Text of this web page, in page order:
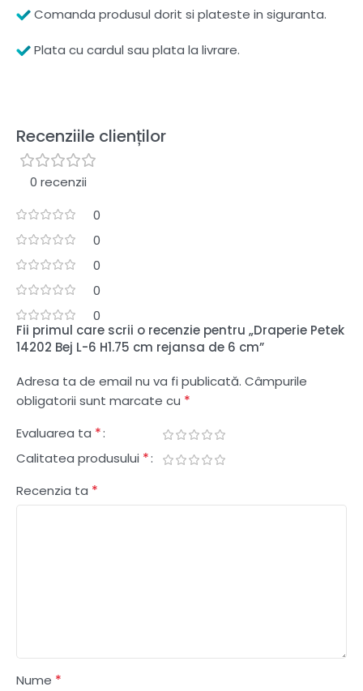
Comanda produsul dorit si plateste in siguranta.
Plata cu cardul sau plata la livrare.
Recenziile clienților
0 recenzii
0
0
0
0
0
Fii primul care scrii o recenzie pentru „Draperie Petek
14202 Bej L-6 H1.75 cm rejansa de 6 cm”
Adresa ta de email nu va fi publicată. Câmpurile
obligatorii sunt marcate cu *
Evaluarea ta *
Calitatea produsului *
Recenzia ta *
Nume *